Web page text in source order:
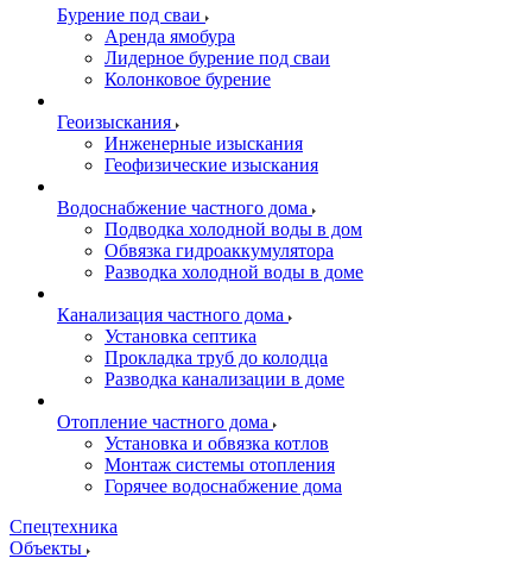
Бурение под сваи
Аренда ямобура
Лидерное бурение под сваи
Колонковое бурение
Геоизыскания
Инженерные изыскания
Геофизические изыскания
Водоснабжение частного дома
Подводка холодной воды в дом
Обвязка гидроаккумулятора
Разводка холодной воды в доме
Канализация частного дома
Установка септика
Прокладка труб до колодца
Разводка канализации в доме
Отопление частного дома
Установка и обвязка котлов
Монтаж системы отопления
Горячее водоснабжение дома
Спецтехника
Объекты